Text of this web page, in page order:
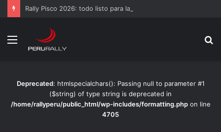
Rally Pisco 2026: todo listo para la gran final del RallyACP
Menú
Deprecated: htmlspecialchars(): Passing null to parameter #1
($string) of type string is deprecated in
/home/rallyperu/public_html/wp-includes/formatting.phpon line
4705